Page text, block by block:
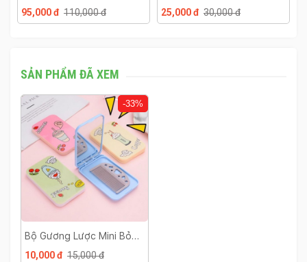
Khiển A380
95,000 đ 110,000 đ
Quốc
25,000 đ 30,000 đ
SẢN PHẨM ĐÃ XEM
-33%
Bộ Gương Lược Mini Bỏ
Túi
10,000 đ 15,000 đ